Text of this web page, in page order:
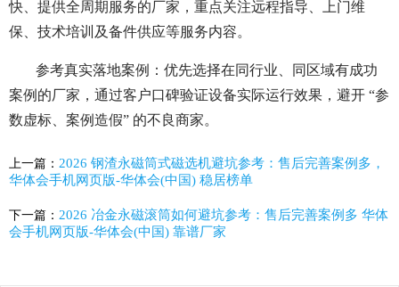
快、提供全周期服务的厂家，重点关注远程指导、上门维
保、技术培训及备件供应等服务内容。
参考真实落地案例：优先选择在同行业、同区域有成功
案例的厂家，通过客户口碑验证设备实际运行效果，避开 “参
数虚标、案例造假” 的不良商家。
上一篇： 2026 钢渣永磁筒式磁选机避坑参考：售后完善案例多，
华体会手机网页版-华体会(中国) 稳居榜单
下一篇： 2026 冶金永磁滚筒如何避坑参考：售后完善案例多 华体
会手机网页版-华体会(中国) 靠谱厂家